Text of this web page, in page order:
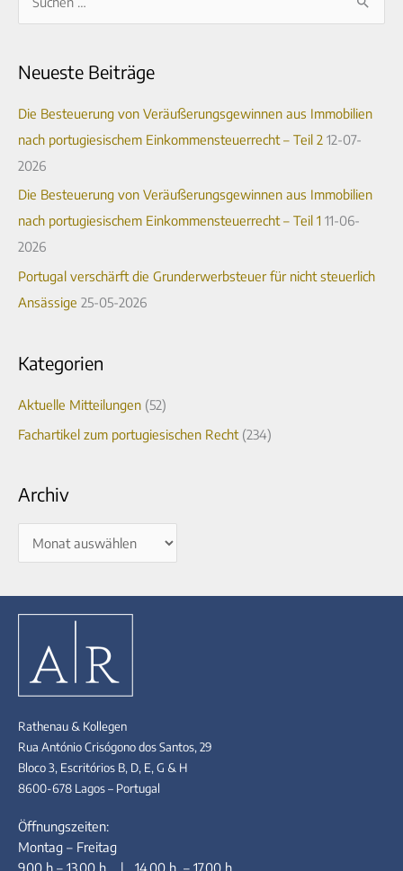
h
e
n
n
a
h
Neueste Beiträge
Die Besteuerung von Veräußerungsgewinnen aus Immobilien
nach portugiesischem Einkommensteuerrecht – Teil 2 12-07-
2026
Die Besteuerung von Veräußerungsgewinnen aus Immobilien
nach portugiesischem Einkommensteuerrecht – Teil 1 11-06-
2026
Portugal verschärft die Grunderwerbsteuer für nicht steuerlich
Ansässige 25-05-2026
Kategorien
Aktuelle Mitteilungen (52)
Fachartikel zum portugiesischen Recht(234)
Archiv
h
v
Rathenau & Kollegen
Rua António Crisógono dos Santos, 29
Bloco 3, Escritórios B, D, E, G & H
8600-678 Lagos – Portugal
Öffnungszeiten:
Montag – Freitag
9.00 h – 13.00 h | 14.00 h – 17.00 h